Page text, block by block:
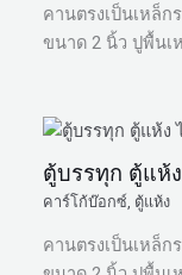
คานตรงเป็นเหล็ก
ขนาด 2 นิ้ว ปูพื้นเ
ตู้บรรทุก ตู้แห้
คาร์โก้บ๊อกซ์, ตู้แห้ง
คานตรงเป็นเหล็ก